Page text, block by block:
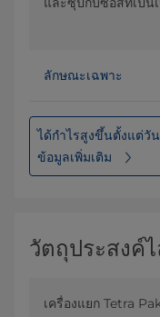
ลักษณะเฉพาะ
ได้กำไรสูงขึ้นตั้งแต่วั
ข้อมูลเพิ่มเติม
วัตถุประสงค์
เครื่องแยก Tetra